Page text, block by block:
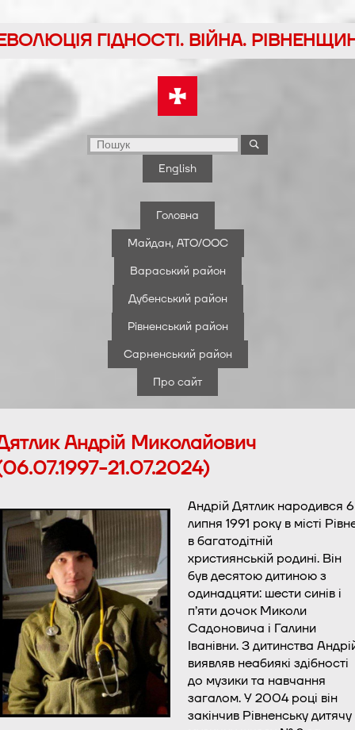
ГІДНОСТІ. ВІЙНА.
English
Головна
Майдан, АТО/ООС
Вараський район
Дубенський район
Рівненський район
Сарненський район
Про сайт
Андрій Миколайович
21.07.2024)
Андрій Дятлик народився 6
липня 1991 року в місті
в багатодітній
християнській родині. Він
був десятою дитиною з
одинадцяти: шести синів і
п’яти дочок Миколи
Садоновича і Галини
Іванівни. З дитинства
виявляв неабиякі здібності
до музики та навчання
загалом. У 2004 році він
закінчив Рівненську дитячу